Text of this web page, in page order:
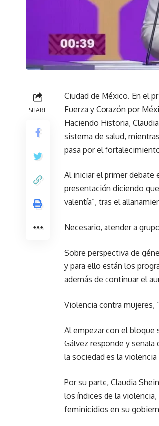
SHARE
Ciudad de México. En el
Fuerza y Corazón por
Haciendo Historia,
sistema de salud,
pasa por el
Al iniciar el primer debate
presentación diciendo
valentía”, tras el
Necesario, atender a
Sobre perspectiva de
y para ello están los
además de continuar el
Violencia contra mujeres,
Al empezar con el bloque
Gálvez responde y señala
la sociedad es la violencia
Por su parte, Claudia
los índices de la violencia,
feminicidios en su